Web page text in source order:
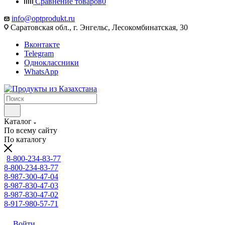
info@optprodukt.ru
Саратовская обл., г. Энгельс, Лесокомбинатская, 30
Вконтакте
Telegram
Одноклассники
WhatsApp
Каталог
По всему сайту
По каталогу
8-800-234-83-77
8-800-234-83-77
8-987-300-47-04
8-987-830-47-03
8-987-830-47-02
8-917-980-57-71